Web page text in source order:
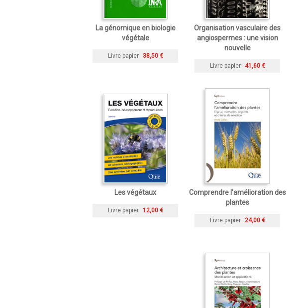
La génomique en biologie
végétale
Livre papier 38,50 €
Organisation vasculaire des
angiospermes : une vision
nouvelle
Livre papier 41,60 €
Les végétaux
Livre papier 12,00 €
Comprendre l'amélioration des
plantes
Livre papier 24,00 €